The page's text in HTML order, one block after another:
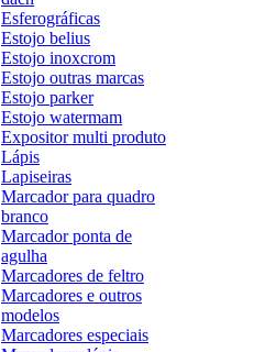
Esferográficas
Estojo belius
Estojo inoxcrom
Estojo outras marcas
Estojo parker
Estojo watermam
Expositor multi produto
Lápis
Lapiseiras
Marcador para quadro
branco
Marcador ponta de
agulha
Marcadores de feltro
Marcadores e outros
modelos
Marcadores especiais